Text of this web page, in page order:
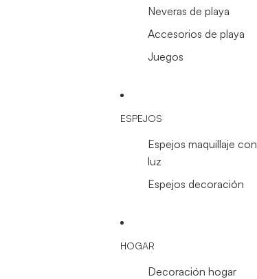
Neveras de playa
Accesorios de playa
Juegos
ESPEJOS
Espejos maquillaje con
luz
Espejos decoración
HOGAR
Decoración hogar